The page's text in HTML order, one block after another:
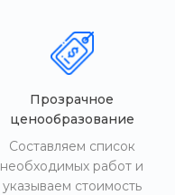
Прозрачное
ценообразование
Составляем список
необходимых работ и
указываем стоимость